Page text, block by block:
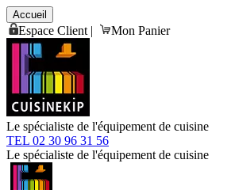
Accueil
Espace Client | Mon Panier
Le spécialiste de l'équipement de cuisine
TEL 02 30 96 31 56
Le spécialiste de l'équipement de cuisine